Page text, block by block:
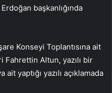
başkanlığında
Konseyi Toplantısına ait
Fahrettin Altun, yazılı bir
yaptığı yazılı açıklamada